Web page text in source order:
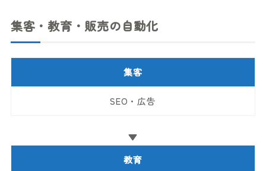
集客・教育・販売の自動化
集客
SEO・広告
▼
教育